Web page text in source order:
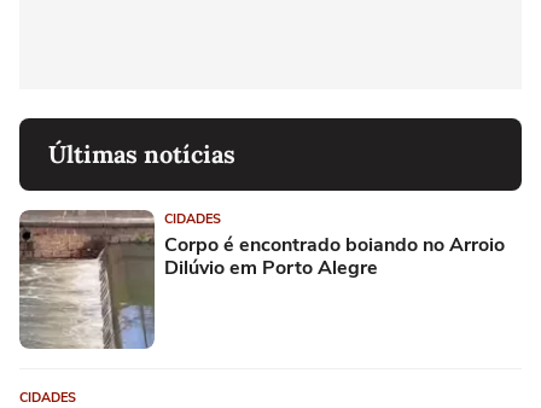
Últimas notícias
CIDADES
Corpo é encontrado boiando no Arroio
Dilúvio em Porto Alegre
CIDADES